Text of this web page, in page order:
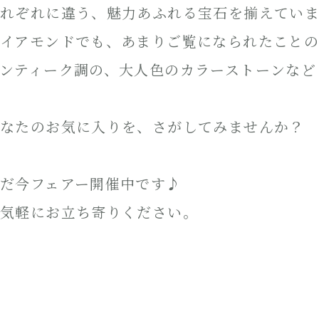
ぞれに違う、魅力あふれる宝石を揃えてい
アモンドでも、あまりご覧になられたこと
ティーク調の、大人色のカラーストーンな
たのお気に入りを、さがしてみませんか？
今フェアー開催中です♪
軽にお立ち寄りください。